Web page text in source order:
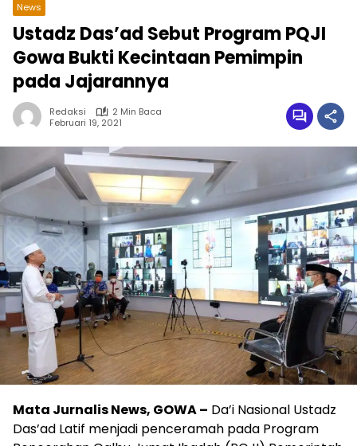
News
Ustadz Das’ad Sebut Program PQJI
Gowa Bukti Kecintaan Pemimpin
pada Jajarannya
Redaksi
2 Min Baca
Februari 19, 2021
Mata Jurnalis News, GOWA – Da’i Nasional Ustadz
Das’ad Latif menjadi penceramah pada Program